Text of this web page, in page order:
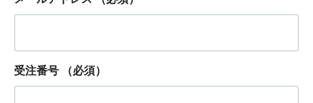
受注番号 （必須）